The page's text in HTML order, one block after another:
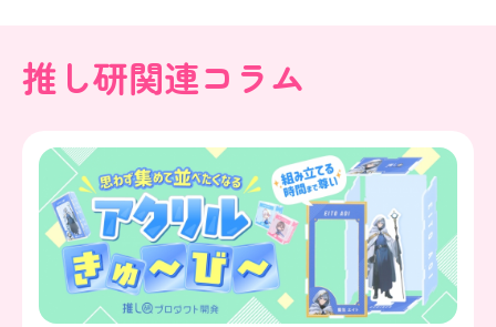
推し研関連コラム